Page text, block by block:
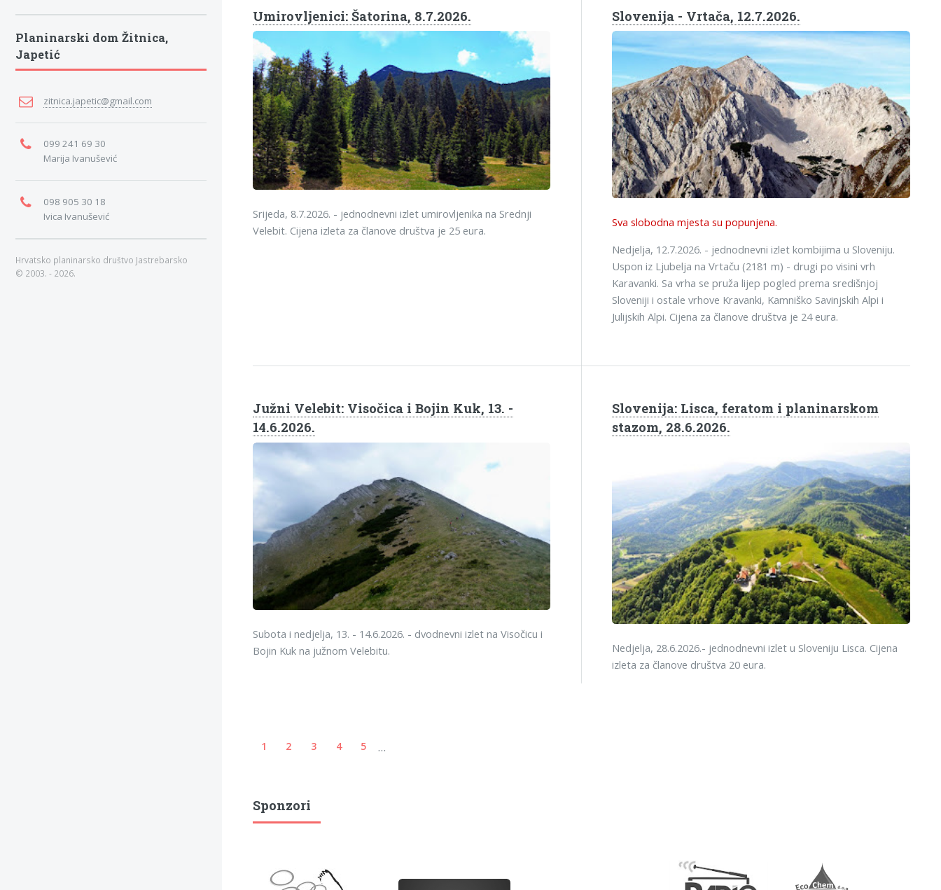
Umirovljenici: Šatorina, 8.7.2026.
Srijeda, 8.7.2026. - jednodnevni izlet umirovljenika na Srednji
Velebit. Cijena izleta za članove društva je 25 eura.
Slovenija - Vrtača, 12.7.2026.
Sva slobodna mjesta su popunjena.
Nedjelja, 12.7.2026. - jednodnevni izlet kombijima u Sloveniju.
Uspon iz Ljubelja na Vrtaču (2181 m) - drugi po visini vrh
Karavanki. Sa vrha se pruža lijep pogled prema središnjoj
Sloveniji i ostale vrhove Kravanki, Kamniško Savinjskih Alpi i
Julijskih Alpi. Cijena za članove društva je 24 eura.
Južni Velebit: Visočica i Bojin Kuk, 13. -
14.6.2026.
Subota i nedjelja, 13. - 14.6.2026. - dvodnevni izlet na Visočicu i
Bojin Kuk na južnom Velebitu.
Slovenija: Lisca, feratom i planinarskom
stazom, 28.6.2026.
Nedjelja, 28.6.2026.- jednodnevni izlet u Sloveniju Lisca. Cijena
izleta za članove društva 20 eura.
1 2 3 4 5 ...
Sponzori
Planinarski dom Žitnica,
Japetić
zitnica.japetic@gmail.com
099 241 69 30
Marija Ivanušević
098 905 30 18
Ivica Ivanušević
Hrvatsko planinarsko društvo Jastrebarsko
© 2003. - 2026.